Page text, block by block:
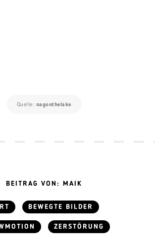
Quelle: nagonthelake
BEITRAG VON: MAIK
BEWEGTE BILDER
ZERSTÖRUNG